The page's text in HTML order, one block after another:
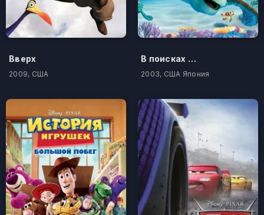
Вверх
2009, США
В поисках Немо
2003, США Япония